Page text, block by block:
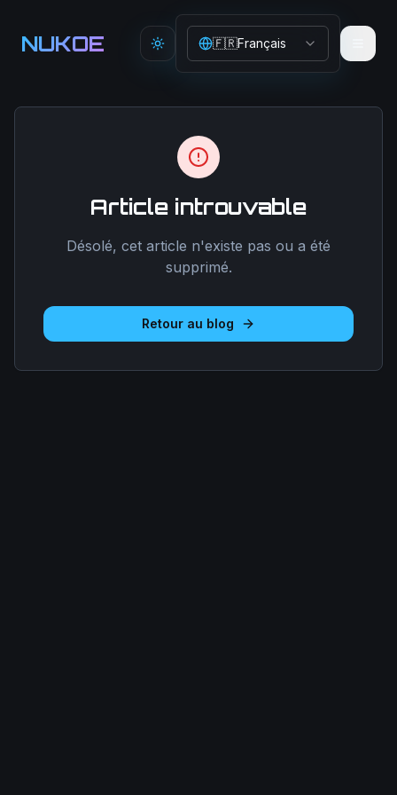
NUKOE Toggle theme
🇫🇷Français
Article introuvable
Désolé, cet article n'existe pas ou a été
supprimé.
Retour au blog